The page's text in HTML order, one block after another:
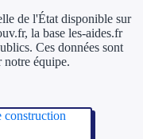
Aides Région
Aides Région
de l'État disponible sur
la base les-aides.fr
Ces données sont
notre équipe.
construction